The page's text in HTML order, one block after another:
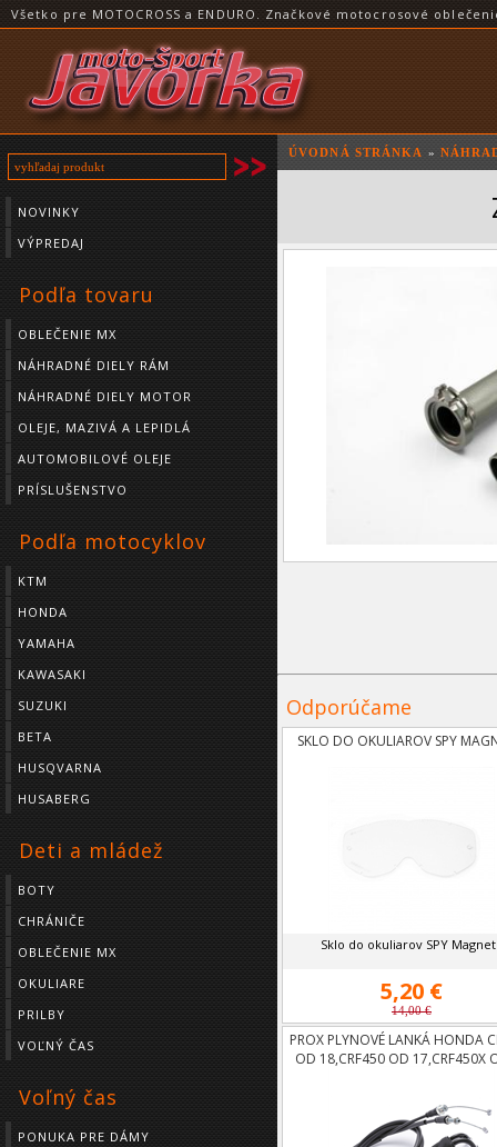
Všetko pre MOTOCROSS a ENDURO. Značkové motocrosové
NOVINKY
VÝPREDAJ
Podľa tovaru
OBLEČENIE MX
NÁHRADNÉ DIELY RÁM
NÁHRADNÉ DIELY MOTOR
OLEJE, MAZIVÁ A LEPIDLÁ
AUTOMOBILOVÉ OLEJE
PRÍSLUŠENSTVO
Podľa motocyklov
KTM
HONDA
YAMAHA
KAWASAKI
SUZUKI
BETA
HUSQVARNA
HUSABERG
Deti a mládež
BOTY
CHRÁNIČE
OBLEČENIE MX
OKULIARE
PRILBY
VOĽNÝ ČAS
Voľný čas
PONUKA PRE DÁMY
ÚVODNÁ STRÁNKA »
Odporúčame
SKLO DO OKULIAROV SPY
Sklo do okuliarov SPY
5,20 €
14,00 €
PROX PLYNOVÉ LANKÁ HONDA
OD 18,CRF450 OD 17,CRF450X